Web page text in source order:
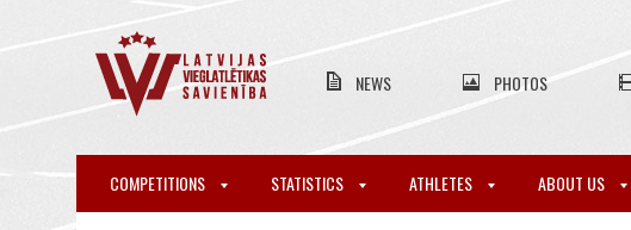
NEWS PHOTOS
COMPETITIONS STATISTICS ATHLETES ABOUT US